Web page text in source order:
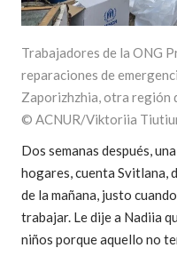
Trabajadores de la ONG
reparaciones de
Zaporizhzhia, otra región
© ACNUR/Viktoriia
Dos semanas después,
hogares, cuenta Svitlana,
de la mañana, justo
trabajar. Le dije a Nadiia
niños porque aquello no